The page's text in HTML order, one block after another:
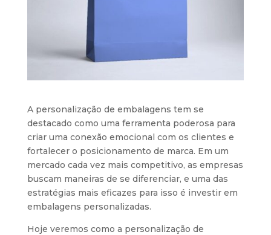
A personalização de embalagens tem se
destacado como uma ferramenta poderosa para
criar uma conexão emocional com os clientes e
fortalecer o posicionamento de marca. Em um
mercado cada vez mais competitivo, as empresas
buscam maneiras de se diferenciar, e uma das
estratégias mais eficazes para isso é investir em
embalagens personalizadas.
Hoje veremos como a personalização de